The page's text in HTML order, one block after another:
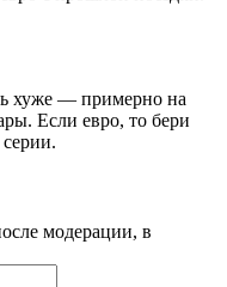
хуже — примерно на
Если евро, то бери
модерации, в